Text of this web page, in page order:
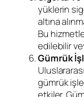
yüklerin
altına
Bu
edilebilir
Gümrük
gümrük